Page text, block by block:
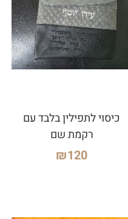
כיסוי לתפילין בלבד עם
רקמת שם
₪120